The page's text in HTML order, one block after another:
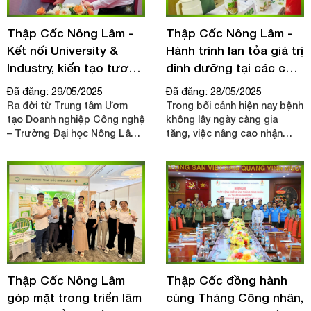
thân, đồng thời có sự tham
bác sĩ, điều dưỡng giàu kinh
nghiệm.
Thập Cốc Nông Lâm -
Kết nối University &
Industry, kiến tạo tương
lai
Đã đăng: 29/05/2025
Ra đời từ Trung tâm Ươm
tạo Doanh nghiệp Công nghệ
– Trường Đại học Nông Lâm
Lâm định vị sứ mệnh kết nối
chặt chẽ giữa giáo dục –
nghiên cứu – thực tiễn sản
xuất. Với nền tảng học thuật
vững chắc, doanh nghiệp vừa
phát triển sản phẩm nông
sản chất lượng, vừa xây
dựng môi trường trải nghiệm
phần hình thành nguồn nhân
lực vừa có tri thức, vừa
Thập Cốc Nông Lâm -
Hành trình lan tỏa giá trị
dinh dưỡng tại các cơ
sở y tế
Đã đăng: 28/05/2025
Trong bối cảnh hiện nay bệnh
không lây ngày càng gia
tăng, việc nâng cao nhận
sống lành mạnh trở nên cấp
thiết hơn bao giờ hết. Hiểu
được điều đó, Thập Cốc
Nông Lâm đã tích cực đồng
hành cùng các cơ sở y tế,
mang đến những giải pháp
dinh dưỡng thiết thực cho
cộng đồng.
Thập Cốc Nông Lâm
góp mặt trong triển lãm
Thập Cốc đồng hành
cùng Tháng Công nhân,